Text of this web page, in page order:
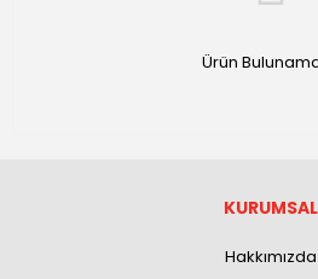
Ürün
KURUMSAL
Hakkımızda